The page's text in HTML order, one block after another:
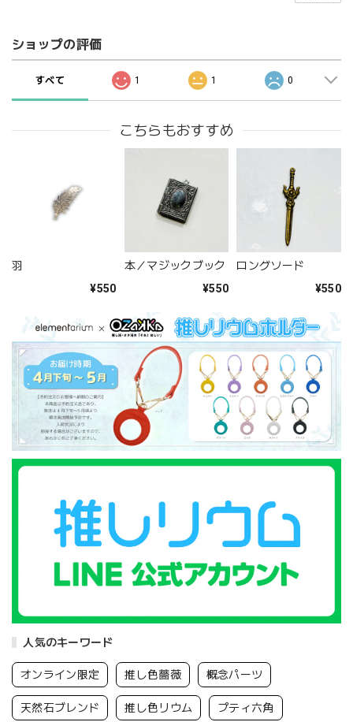
人気のキーワード
オンライン限定 推し色薔薇 概念パーツ
天然石ブレンド 推し色リウム プティ六角
ショップの評価
すべて 1 1 0
こちらもおすすめ
羽
¥550
本／マジックブック
¥550
ロングソード
¥550